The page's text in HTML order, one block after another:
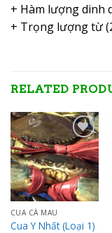
+ Hàm lượng dinh
+ Trọng lượng từ
RELATED
Add to
wishlist
CUA CÀ MAU
Cua Y Nhất (Loại 1)